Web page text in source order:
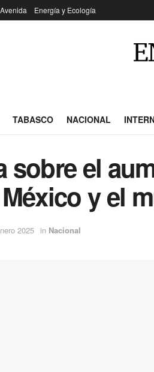
Energía y Ecología
TABASCO NACIONAL
sobre el
y el
2025 in Nacional